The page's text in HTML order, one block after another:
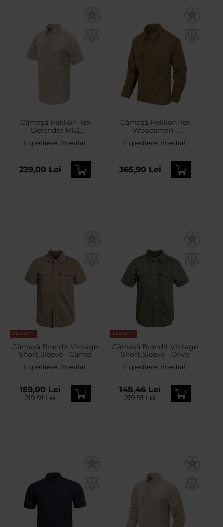
Cămașă Helikon-Tex
Defender Mk2
PolyCotton Ripstop Short
Sleeve - Kaki
Expediere: Imediat
239,00 Lei
Cămașă Helikon-Tex
Woodsman -
Coyote/Taiga Green
Expediere: Imediat
365,90 Lei
PROMOTII
Cămașă Brandit Vintage
Short Sleeve - Camel
Expediere: Imediat
159,00 Lei
219,91 Lei
PROMOTII
Cămașă Brandit Vintage
Short Sleeve - Olive
Expediere: Imediat
148,46 Lei
219,91 Lei